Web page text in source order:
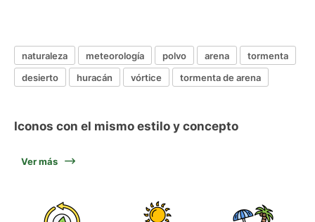
naturaleza meteorología polvo arena
tormenta
desierto
huracán vórtice tormenta de arena
Iconos con el mismo estilo y concepto
Ver más